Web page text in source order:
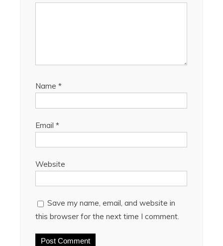
Name *
Email *
Website
Save my name, email, and website in
this browser for the next time I comment.